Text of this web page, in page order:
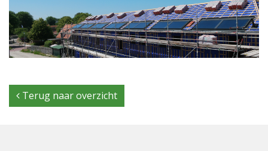
Terug naar overzicht